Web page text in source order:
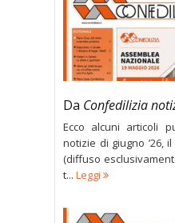
Da Confedilizia
Ecco alcuni articoli
notizie di giugno ’26,
(diffuso
t... Leggi